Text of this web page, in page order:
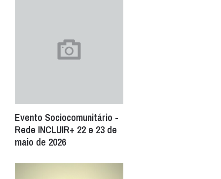
Evento Sociocomunitário -
Rede INCLUIR+ 22 e 23 de
maio de 2026